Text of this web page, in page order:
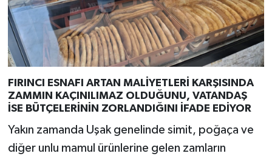
FIRINCI ESNAFI ARTAN MALİYETLERİ KARŞISINDA
ZAMMIN KAÇINILIMAZ OLDUĞUNU, VATANDAŞ
İSE BÜTÇELERİNİN ZORLANDIĞINI İFADE EDİYOR
Yakın zamanda Uşak genelinde simit, poğaça ve
diğer unlu mamul ürünlerine gelen zamların